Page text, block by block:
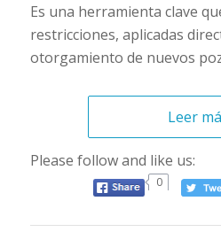
Es una herramienta clave
restricciones, aplicadas
otorgamiento de nuevos
Leer
Please follow and like us:
0